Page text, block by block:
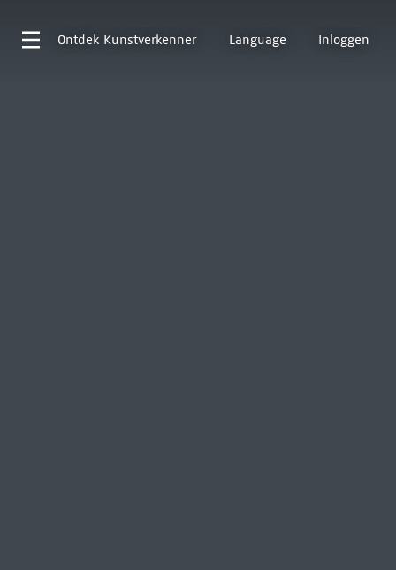
Ontdek Kunstverkenner Language Inloggen